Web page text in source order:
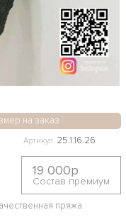
на заказ
Артикул 25.1.16.26
19 000р
Состав премиум
пряжа